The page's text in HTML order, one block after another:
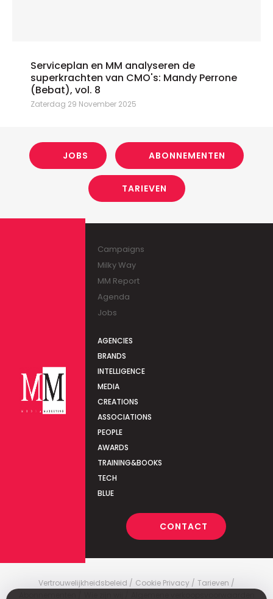
Serviceplan en MM analyseren de
superkrachten van CMO's: Mandy Perrone
(Bebat), vol. 8
Zaterdag 29 November 2025
JOBS ABONNEMENTEN
TARIEVEN
Campaigns
Milky Way
MM Report
Agenda
Jobs
AGENCIES
BRANDS
INTELLIGENCE
MEDIA
CREATIONS
ASSOCIATIONS
PEOPLE
AWARDS
TRAINING&BOOKS
TECH
BLUE
CONTACT
Vertrouwelijkheidsbeleid Cookie Privacy
Tarieven